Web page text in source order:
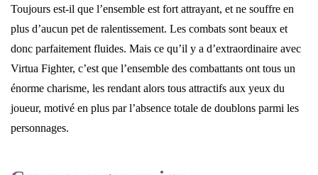
Toujours est-il que l’ensemble est fort attrayant, et ne souffre en
plus d’aucun pet de ralentissement. Les combats sont beaux et
donc parfaitement fluides. Mais ce qu’il y a d’extraordinaire avec
Virtua Fighter, c’est que l’ensemble des combattants ont tous un
énorme charisme, les rendant alors tous attractifs aux yeux du
joueur, motivé en plus par l’absence totale de doublons parmi les
personnages.